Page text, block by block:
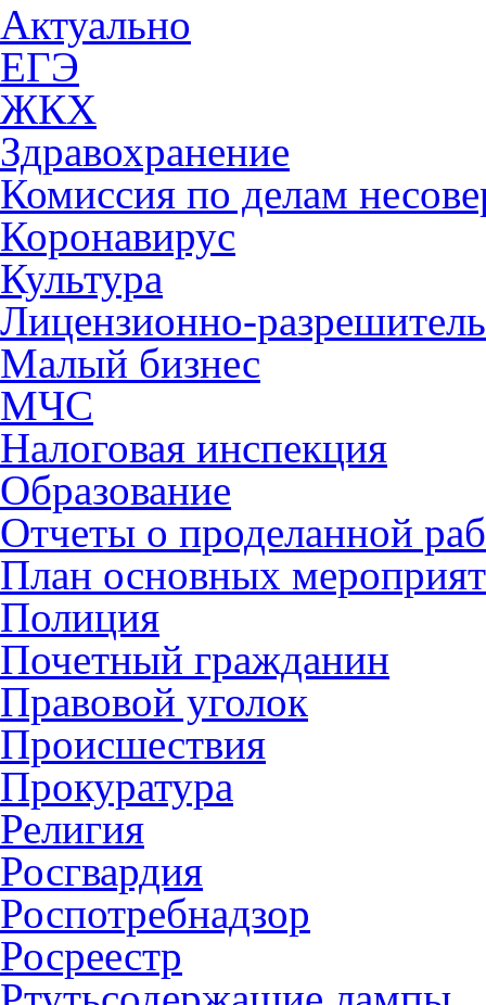
Актуально
ЕГЭ
ЖКХ
Здравохранение
Комиссия по делам
Коронавирус
Культура
Лицензионно-
Малый бизнес
МЧС
Налоговая инспекция
Образование
Отчеты о проделанной
План основных
Полиция
Почетный гражданин
Правовой уголок
Происшествия
Прокуратура
Религия
Росгвардия
Роспотребнадзор
Росреестр